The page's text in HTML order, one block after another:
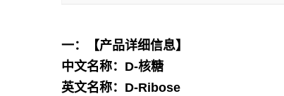
一：【产品详细信息】
中文名称：D-核糖
英文名称：D-Ribose